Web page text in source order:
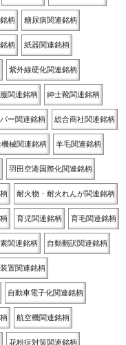
柄 糖尿病関連銘柄
柄 紙器関連銘柄
紫外線硬化関連銘柄
関連銘柄 紳士靴関連銘柄
ー関連銘柄 総合商社関連銘柄
機械関連銘柄 羊毛関連銘柄
羽田空港国際化関連銘柄
耐火物・耐火れんが関連銘柄
育児関連銘柄 育毛関連銘柄
関連銘柄 自動翻訳関連銘柄
置関連銘柄
自動車電子化関連銘柄
航空機関連銘柄
花粉症対策関連銘柄